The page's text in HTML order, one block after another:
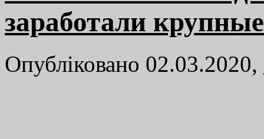
заработали
Опубліковано 02.03.2020,